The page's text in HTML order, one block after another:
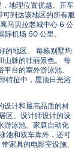
地理位置优越。开车
到达该地区的所有服
马贝拉老城中心 6 公
机场 60 公里。
的地区。 每栋别墅均
山脉的壮丽景色。 每
台的室外游泳池、
特征中，屋顶日光浴
设计和最高品质的材
区、设计师设计的设
游泳池、家庭自动化
池和双车库外，还可
家具的电影室设施、